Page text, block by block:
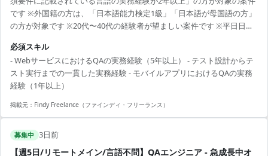
です ※外国籍の方は、「日本語能力検定1級」「日本語が母国語の方」
の方が対象です ※20代〜40代の経験者が望ましい案件です ※平日日中
いる方は、直接ご連絡いただいた方がスムーズです ----------------------------
---- - Pythonを用いたバックエンドアプリケーションの設計・開発 - バ
ックエンドにおけるアーキテクチャ設計や技術選定の主導 ...
必須スキル
- WebサービスにおけるQAの実務経験（5年以上） - テスト設計からテ
スト実行までの一貫した実務経験 - モバイルアプリにおけるQAの実務
経験（1年以上）
掲載元： Findy Freelance（ファインディ・フリーランス）
募集中 3日前
【週5日/リモートメイン/言語不問】QAエンジニア - 急成長中オ